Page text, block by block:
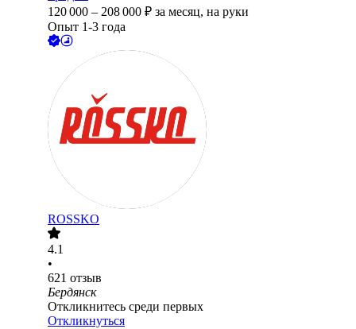
120 000 – 208 000 ₽ за месяц, на руки
Опыт 1-3 года
ROSSKO
4.1
•
621 отзыв
Бердянск
Откликнитесь среди первых
Откликнуться